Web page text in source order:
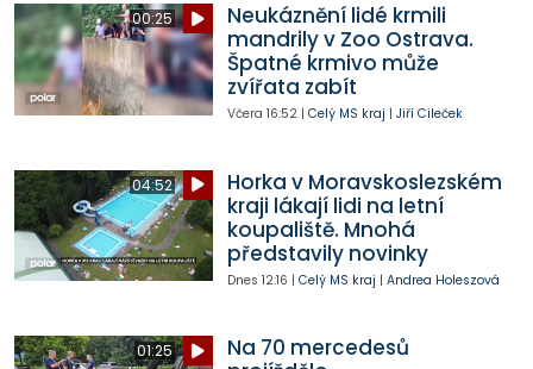
00:25
Neukáznění lidé krmili
mandrily v Zoo Ostrava.
Špatné krmivo může
zvířata zabít
Včera 16:52| Celý MS kraj | Jiří Cileček
04:52
Horka v Moravskoslezském
kraji lákají lidi na letní
koupaliště. Mnohá
představily novinky
Dnes 12:16 | Celý MS kraj | Andrea Holeszová
01:25
Na 70 mercedesů